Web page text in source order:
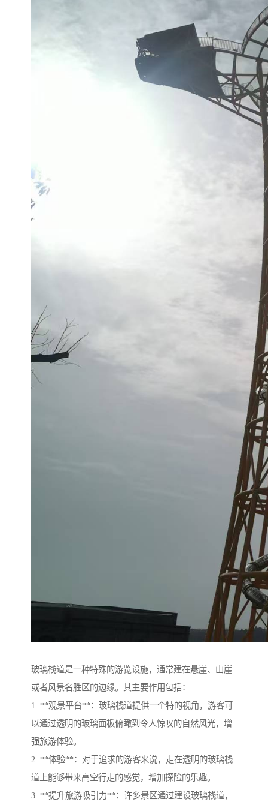
玻璃栈道是一种特殊的游览设施，通常建在悬崖、山崖
或者风景名胜区的边缘。其主要作用包括：
1. **观景平台**：玻璃栈道提供一个特的视角，游客可
以通过透明的玻璃面板俯瞰到令人惊叹的自然风光，增
强旅游体验。
2. **体验**：对于追求的游客来说，走在透明的玻璃栈
道上能够带来高空行走的感觉，增加探险的乐趣。
3. **提升旅游吸引力**：许多景区通过建设玻璃栈道，